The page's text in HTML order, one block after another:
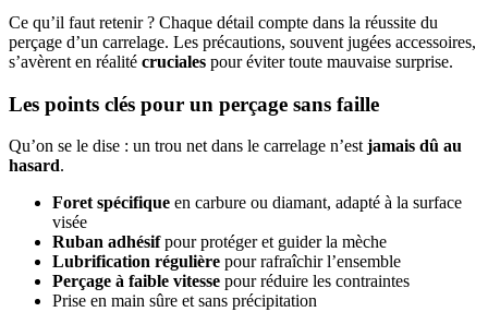
Ce qu’il faut retenir ? Chaque détail compte dans la réussite du
perçage d’un carrelage. Les précautions, souvent jugées accessoires,
s’avèrent en réalité cruciales pour éviter toute mauvaise surprise.
Les points clés pour un perçage sans faille
Qu’on se le dise : un trou net dans le carrelage n’est jamais dû au
hasard.
Foret spécifique en carbure ou diamant, adapté à la surface
visée
Ruban adhésifpour protéger et guider la mèche
Lubrification régulière pour rafraîchir l’ensemble
Perçage à faible vitesse pour réduire les contraintes
Prise en main sûre et sans précipitation